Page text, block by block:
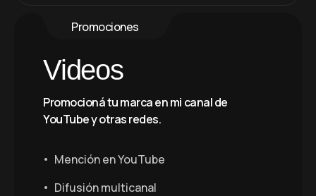
Promociones
Videos
Promocioná tu marca en mi canal de
YouTube y otras redes.
Mención en YouTube
Difusión multicanal